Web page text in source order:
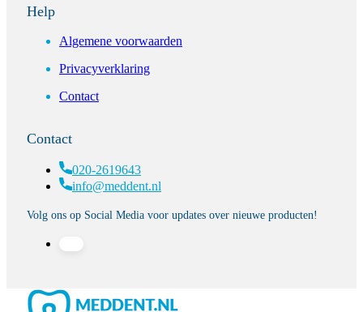
Help
Algemene voorwaarden
Privacyverklaring
Contact
Contact
020-2619643
info@meddent.nl
Volg ons op Social Media voor updates over nieuwe producten!